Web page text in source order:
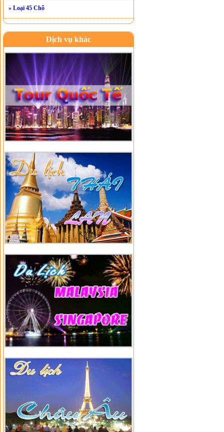
» Loại 45 Chỗ
Dịch vụ khác